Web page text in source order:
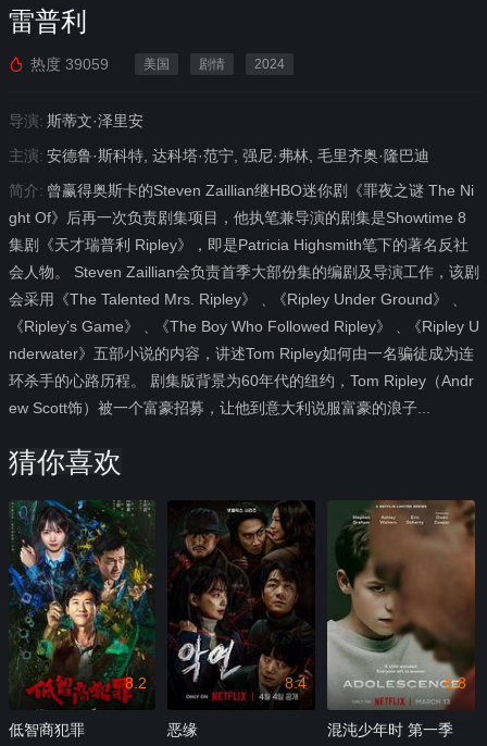
雷普利
热度 39059 美国 剧情 2024
导演: 斯蒂文·泽里安
主演: 安德鲁·斯科特, 达科塔·范宁, 强尼·弗林, 毛里齐奥·隆巴迪
简介: 曾赢得奥斯卡的Steven Zaillian继HBO迷你剧《罪夜之谜 The Ni
ght Of》后再一次负责剧集项目，他执笔兼导演的剧集是Showtime 8
集剧《天才瑞普利 Ripley》，即是Patricia Highsmith笔下的著名反社
会人物。 Steven Zaillian会负责首季大部份集的编剧及导演工作，该剧
会采用《The Talented Mrs. Ripley》﹑《Ripley Under Ground》﹑
《Ripley’s Game》﹑《The Boy Who Followed Ripley》﹑《Ripley U
nderwater》五部小说的内容，讲述Tom Ripley如何由一名骗徒成为连
环杀手的心路历程。 剧集版背景为60年代的纽约，Tom Ripley（Andr
ew Scott饰）被一个富豪招募，让他到意大利说服富豪的浪子...
猜你喜欢
8.2
低智商犯罪
8.4
恶缘
8.8
混沌少年时 第一季